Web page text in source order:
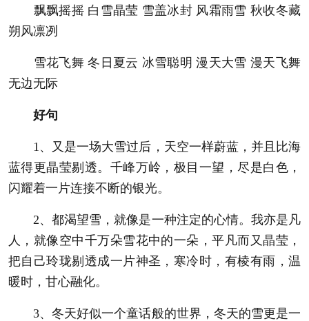
飘飘摇摇 白雪晶莹 雪盖冰封 风霜雨雪 秋收冬藏
朔风凛冽
雪花飞舞 冬日夏云 冰雪聪明 漫天大雪 漫天飞舞
无边无际
好句
1、又是一场大雪过后，天空一样蔚蓝，并且比海
蓝得更晶莹剔透。千峰万岭，极目一望，尽是白色，
闪耀着一片连接不断的银光。
2、都渴望雪，就像是一种注定的心情。我亦是凡
人，就像空中千万朵雪花中的一朵，平凡而又晶莹，
把自己玲珑剔透成一片神圣，寒冷时，有棱有雨，温
暖时，甘心融化。
3、冬天好似一个童话般的世界，冬天的雪更是一